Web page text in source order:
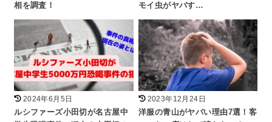
相を調査！
モイ虫がヤバす…
2024年6月5日
ルシファーズ小田切が名古屋中
2023年12月24日
洋服の青山がヤバい理由7選！客